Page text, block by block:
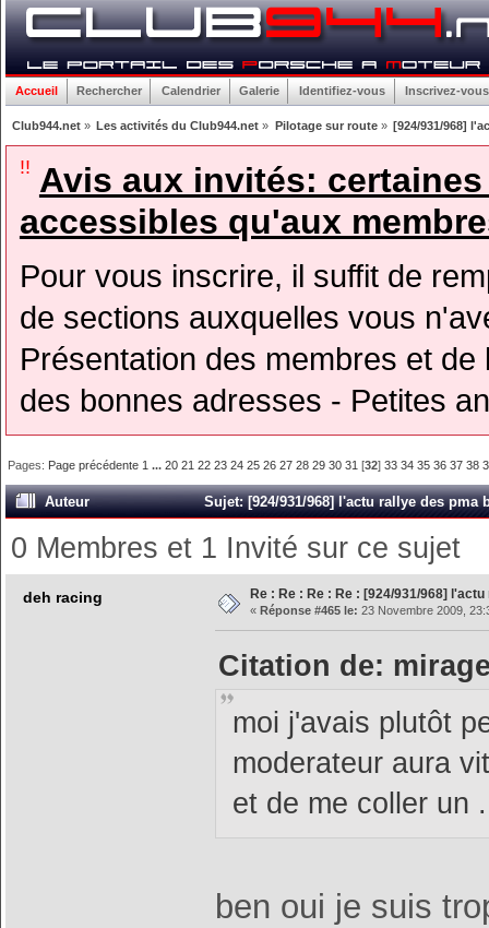
Accueil Rechercher Calendrier Galerie Identifiez-vous Inscrivez-vous
Club944.net» Les activités du Club944.net » Pilotage sur route» [924/931/968]
!! Avis aux invités:
accessibles qu'aux
Pour vous inscrire, il suffit de
de sections auxquelles vous
Présentation des membres et
des bonnes adresses - Petites
Pages: Page précédente 1 ...20 21 22 23 24 25 26 27 28 29 30 31 [32]33 34 35 36 37 38
Auteur Sujet: [924/931/968] l'actu rallye des pma
0 Membres et 1 Invité sur ce sujet
deh racing Re : Re : Re : Re : [924/931/968]
« Réponse #465 le: 23 Novembre 2009,
Citation de:
moi j'avais plutôt
moderateur aura
et de me coller
ben oui je suis